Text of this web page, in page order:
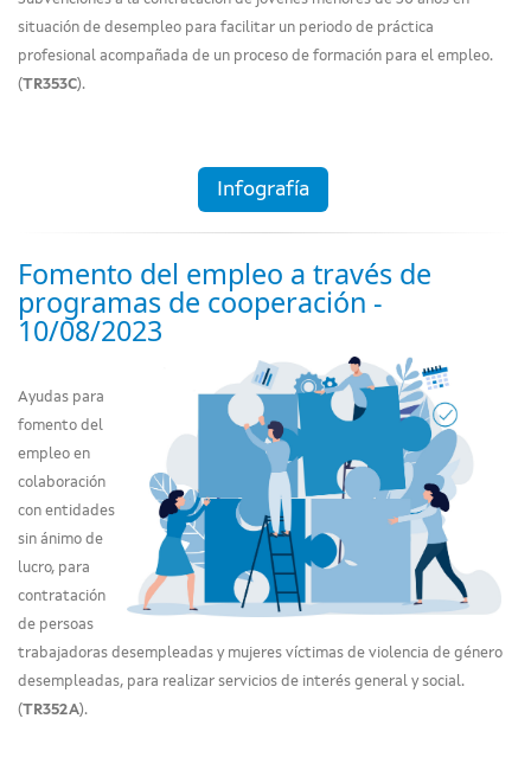
situación de desempleo para facilitar un periodo de práctica
profesional acompañada de un proceso de formación para el empleo.
(TR353C).
Infografía
Fomento del empleo a través de
programas de cooperación -
10/08/2023
Ayudas para
fomento del
empleo en
colaboración
con entidades
sin ánimo de
lucro, para
contratación
de persoas
trabajadoras desempleadas y mujeres víctimas de violencia de género
desempleadas, para realizar servicios de interés general y social.
(TR352A).